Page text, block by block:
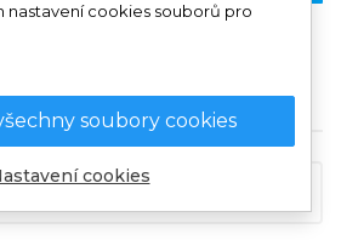
A12
nastavení cookies souborů pro
soubory cookies
cookies